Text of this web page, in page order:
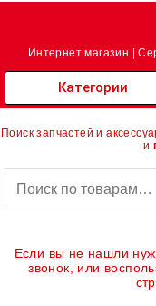
Перейти
Интернет магазин |
Категории
Поиск запчастей и
и
Если вы не нашли
звонок, или